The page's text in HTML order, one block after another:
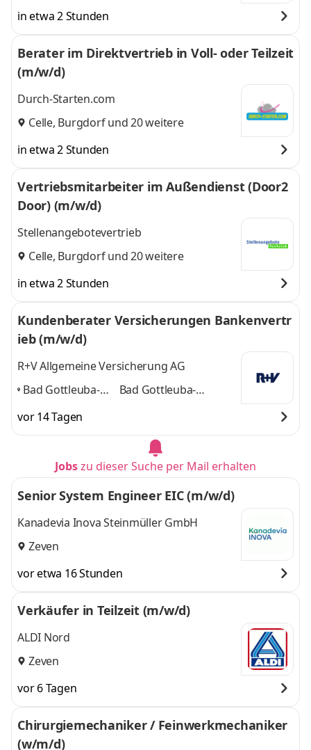
in etwa 2 Stunden
Berater im Direktvertrieb in Voll- oder Teilzeit
(m/w/d)
Durch-Starten.com
Celle, Burgdorfund 20 weitere
in etwa 2 Stunden
Vertriebsmitarbeiter im Außendienst (Door2
Door) (m/w/d)
Stellenangebotevertrieb
Celle, Burgdorfund 20 weitere
in etwa 2 Stunden
Kundenberater Versicherungen Bankenvertr
ieb (m/w/d)
R+V Allgemeine Versicherung AG
Bad Gottleuba-
Copitz, Heidenau,
Pirna,
Bad Gottleuba-
weitere
vor 14 Tagen
Jobszu dieser Suche per Mail erhalten
Senior System Engineer EIC (m/w/d)
Kanadevia Inova Steinmüller GmbH
Zeven
vor etwa 16 Stunden
Verkäufer in Teilzeit (m/w/d)
ALDI Nord
Zeven
vor 6 Tagen
Chirurgiemechaniker / Feinwerkmechaniker
(w/m/d)